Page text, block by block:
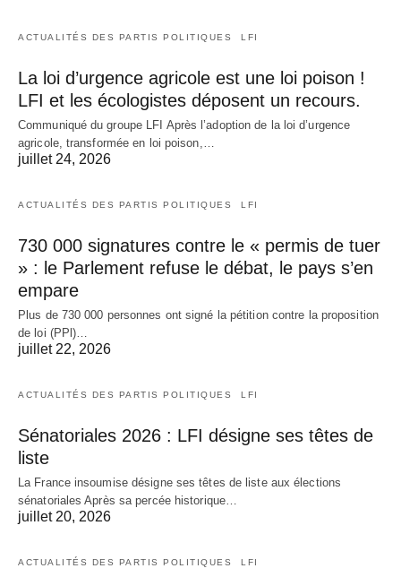
ACTUALITÉS DES PARTIS POLITIQUES LFI
La loi d’urgence agricole est une loi poison !
LFI et les écologistes déposent un recours.
Communiqué du groupe LFI Après l’adoption de la loi d’urgence
agricole, transformée en loi poison,…
juillet 24, 2026
ACTUALITÉS DES PARTIS POLITIQUES LFI
730 000 signatures contre le « permis de tuer
» : le Parlement refuse le débat, le pays s’en
empare
Plus de 730 000 personnes ont signé la pétition contre la proposition
de loi (PPl)…
juillet 22, 2026
ACTUALITÉS DES PARTIS POLITIQUES LFI
Sénatoriales 2026 : LFI désigne ses têtes de
liste
La France insoumise désigne ses têtes de liste aux élections
sénatoriales Après sa percée historique…
juillet 20, 2026
ACTUALITÉS DES PARTIS POLITIQUES LFI